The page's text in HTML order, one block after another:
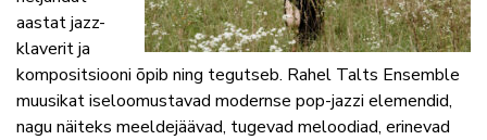
aastat jazz-
klaverit ja
kompositsiooni õpib ning tegutseb. Rahel Talts Ensemble
muusikat iseloomustavad modernse pop-jazzi elemendid,
nagu näiteks meeldejäävad, tugevad meloodiad, erinevad